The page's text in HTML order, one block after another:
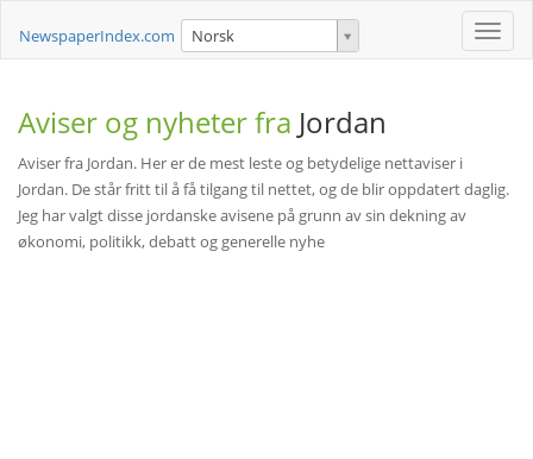
Toggle
NewspaperIndex.com Norsk
Aviser og nyheter fra Jordan
Aviser fra Jordan. Her er de mest leste og betydelige nettaviser i
Jordan. De står fritt til å få tilgang til nettet, og de blir oppdatert daglig.
Jeg har valgt disse jordanske avisene på grunn av sin dekning av
økonomi, politikk, debatt og generelle nyhe